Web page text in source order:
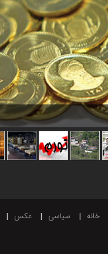
خانه سیاسی عکس